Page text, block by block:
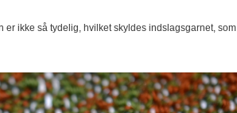
ikke så tydelig, hvilket skyldes indslagsgarnet, som